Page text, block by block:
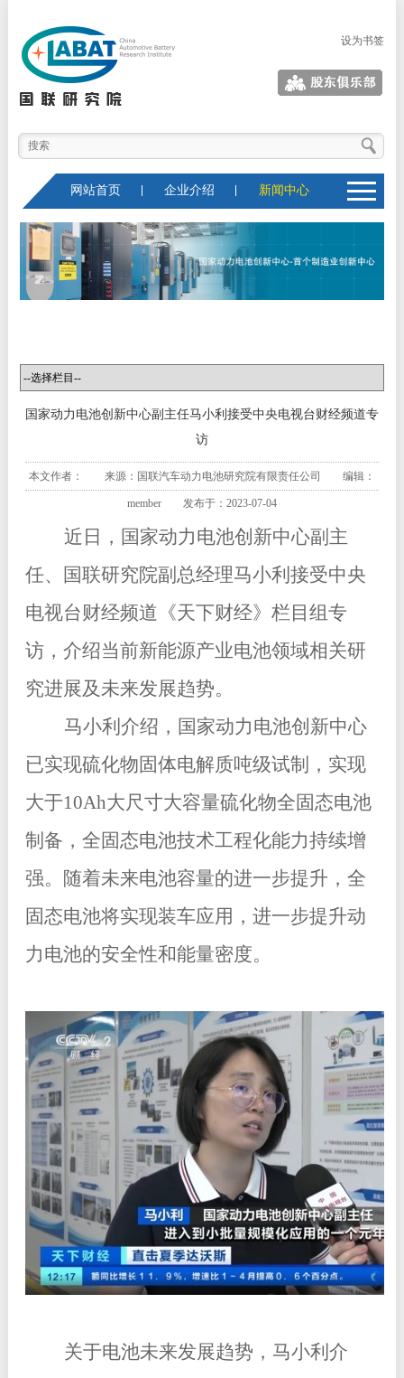
设为书签
股东俱乐部
网站首页 企业介绍 新闻中心
国家动力电池创新中心副主任马小利接受中央电视台财经频道专
访
本文作者： 来源：国联汽车动力电池研究院有限责任公司 编辑：
member 发布于：2023-07-04
近日，国家动力电池创新中心副主
任、国联研究院副总经理马小利接受中央
电视台财经频道《天下财经》栏目组专
访，介绍当前新能源产业电池领域相关研
究进展及未来发展趋势。
马小利介绍，国家动力电池创新中心
已实现硫化物固体电解质吨级试制，实现
大于10Ah大尺寸大容量硫化物全固态电池
制备，全固态电池技术工程化能力持续增
强。随着未来电池容量的进一步提升，全
固态电池将实现装车应用，进一步提升动
力电池的安全性和能量密度。
关于电池未来发展趋势，马小利介